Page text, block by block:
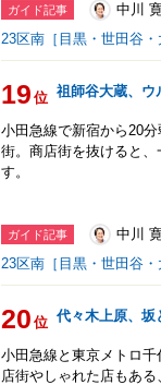
ガイド記事
中川
23区南［目黒・世田谷・
19 位 祖師谷大蔵、ウ
小田急線で新宿から20
街。商店街を抜けると
す。
ガイド記事
中川
23区南［目黒・世田谷・
20 位 代々木上原、坂
小田急線と東京メトロ
店街やしゃれた店もあ